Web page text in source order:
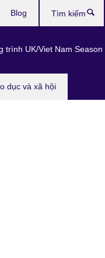
dục và xã hội
trình UK/Viet Nam Season
Blog